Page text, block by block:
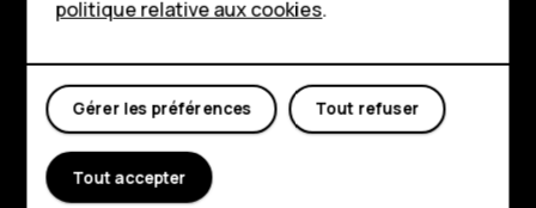
Mon compte
Boutique
À propos
Planet and people
politique relative aux cookies.
Tout refuser
Gérer les préférences
Tout accepter